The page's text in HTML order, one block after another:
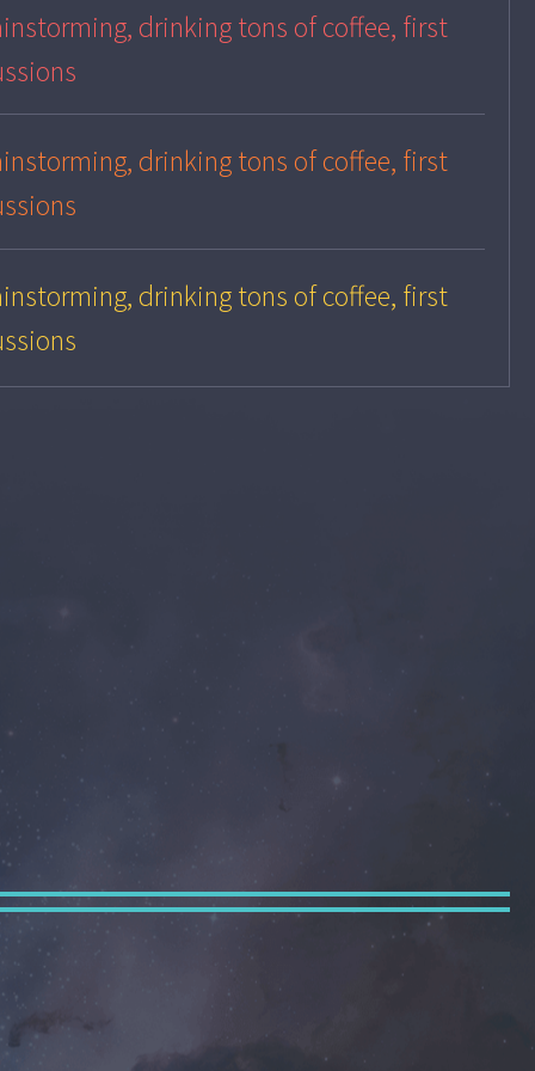
drinking tons of coffee, first
drinking tons of coffee, first
drinking tons of coffee, first